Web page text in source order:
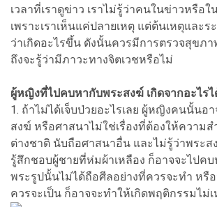
เวลาที่เราดูข่าว เราไม่รู้ว่าคนในข่าวหรือใ
เพราะเราเห็นแค่ปลายเหตุ แต่ต้นเหตุและร
ว่าเกิดอะไรขึ้น ดังนั้นควรมีการตรวจสุขภ
ถึงจะรู้ว่ามีภาวะทางจิตเวชหรือไม่
ผู้หญิงที่ไปคบหากับพระสงฆ์ เกิดจากอะไรไ
1. ถ้าไม่ได้เจ็บป่วยอะไรเลย ผู้หญิงคนนั้นอ
สงฆ์ หรือศาสนาไม่ใช่เรื่องที่ต้องให้ความ
ต่างชาติ นับถือศาสนาอื่น และไม่รู้ว่าพระส
รู้สึกชอบผู้ชายที่ห่มผ้าเหลือง ก็อาจจะไปค
พระรูปนั้นไม่ได้ถือศีลอย่างที่ควรจะทำ หรื
ควรจะเป็น ก็อาจจะทำให้เกิดพฤติกรรมไม่